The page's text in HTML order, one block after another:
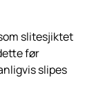
slitesjiktet
før
slipes